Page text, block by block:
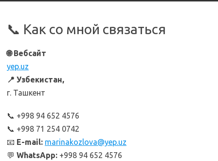
📞 Как со мной связаться
🌐 Вебсайт
yep.uz
📍 Узбекистан,
г. Ташкент
📞 +998 94 652 4576
📞 +998 71 254 0742
📧 E-mail: marinakozlova@yep.uz
💬 WhatsApp: +998 94 652 4576